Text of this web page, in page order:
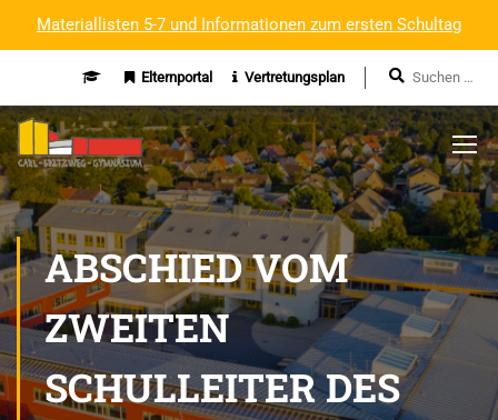
Materiallisten 5-7 und Informationen zum ersten Schultag
Elternportal Vertretungsplan
ABSCHIED VOM
ZWEITEN
SCHULLEITER DES